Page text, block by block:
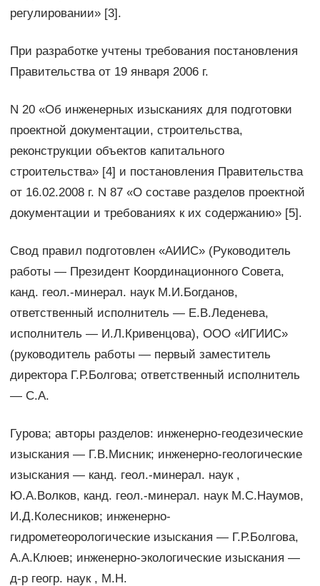
регулировании» [3].
При разработке учтены требования постановления
Правительства от 19 января 2006 г.
N 20 «Об инженерных изысканиях для подготовки
проектной документации, строительства,
реконструкции объектов капитального
строительства» [4] и постановления Правительства
от 16.02.2008 г. N 87 «О составе разделов проектной
документации и требованиях к их содержанию» [5].
Свод правил подготовлен «АИИС» (Руководитель
работы — Президент Координационного Совета,
канд. геол.-минерал. наук М.И.Богданов,
ответственный исполнитель — Е.В.Леденева,
исполнитель — И.Л.Кривенцова), ООО «ИГИИС»
(руководитель работы — первый заместитель
директора Г.Р.Болгова; ответственный исполнитель
— С.А.
Гурова; авторы разделов: инженерно-геодезические
изыскания — Г.В.Мисник; инженерно-геологические
изыскания — канд. геол.-минерал. наук ,
Ю.А.Волков, канд. геол.-минерал. наук М.С.Наумов,
И.Д.Колесников; инженерно-
гидрометеорологические изыскания — Г.Р.Болгова,
А.А.Клюев; инженерно-экологические изыскания —
д-р геогр. наук , М.Н.